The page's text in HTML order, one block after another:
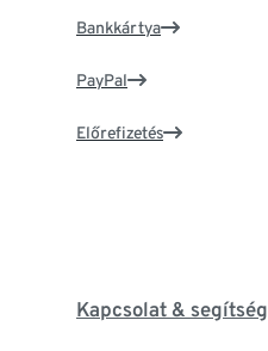
Bankkártya
PayPal
Előrefizetés
Kapcsolat & segítség